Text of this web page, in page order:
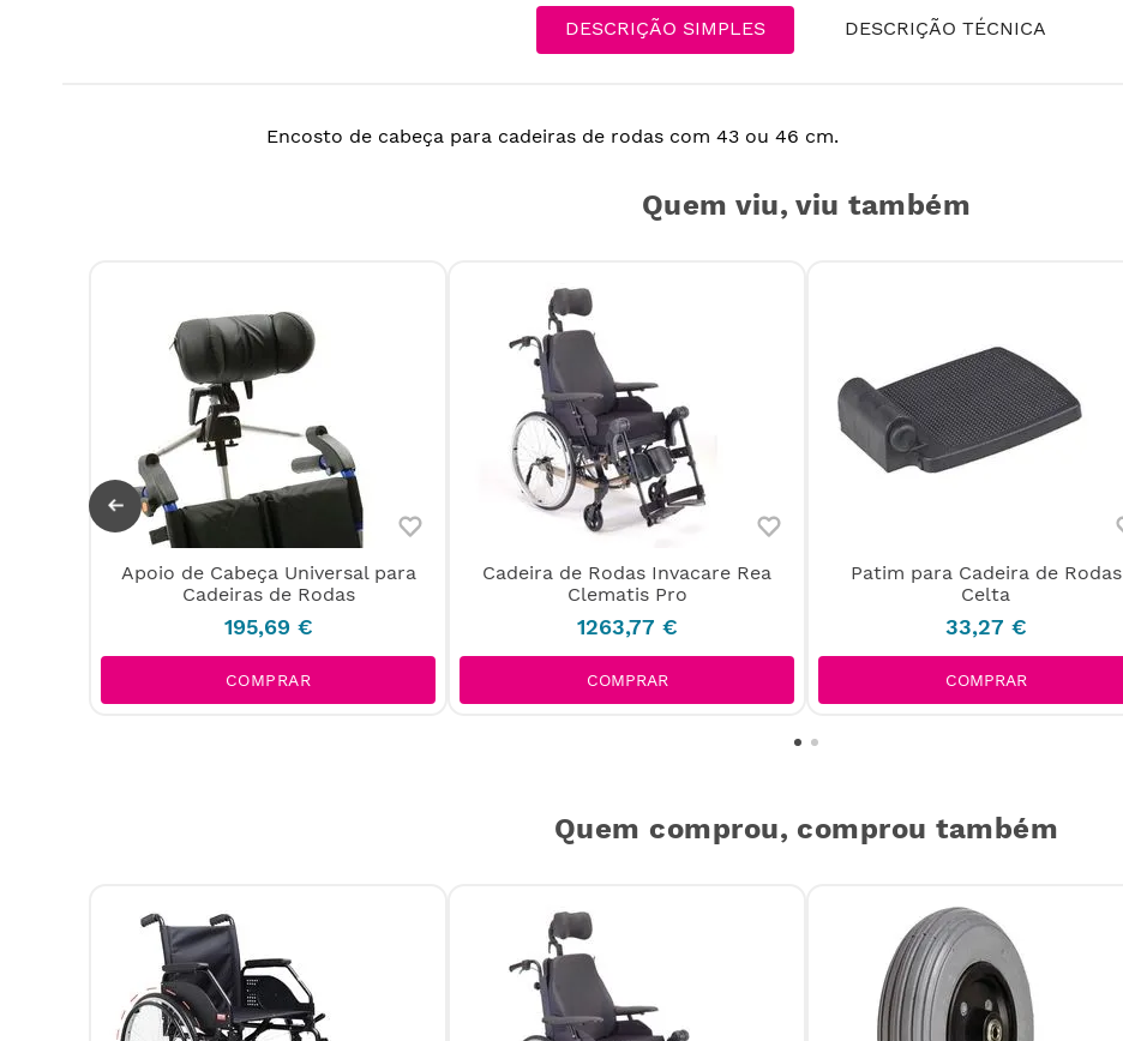
DESCRIÇÃO SIMPLES DESCRIÇÃO TÉCNICA
Encosto de cabeça para cadeiras de rodas com 43 ou 46 cm.
Quem viu, viu também
Apoio de Cabeça Universal para
Cadeiras de Rodas
195,69 €
COMPRAR
Cadeira de Rodas Invacare Rea
Clematis Pro
1263,77 €
COMPRAR
Patim para Cadeira de Rodas
Celta
33,27 €
COMPRAR
Quem comprou, comprou também